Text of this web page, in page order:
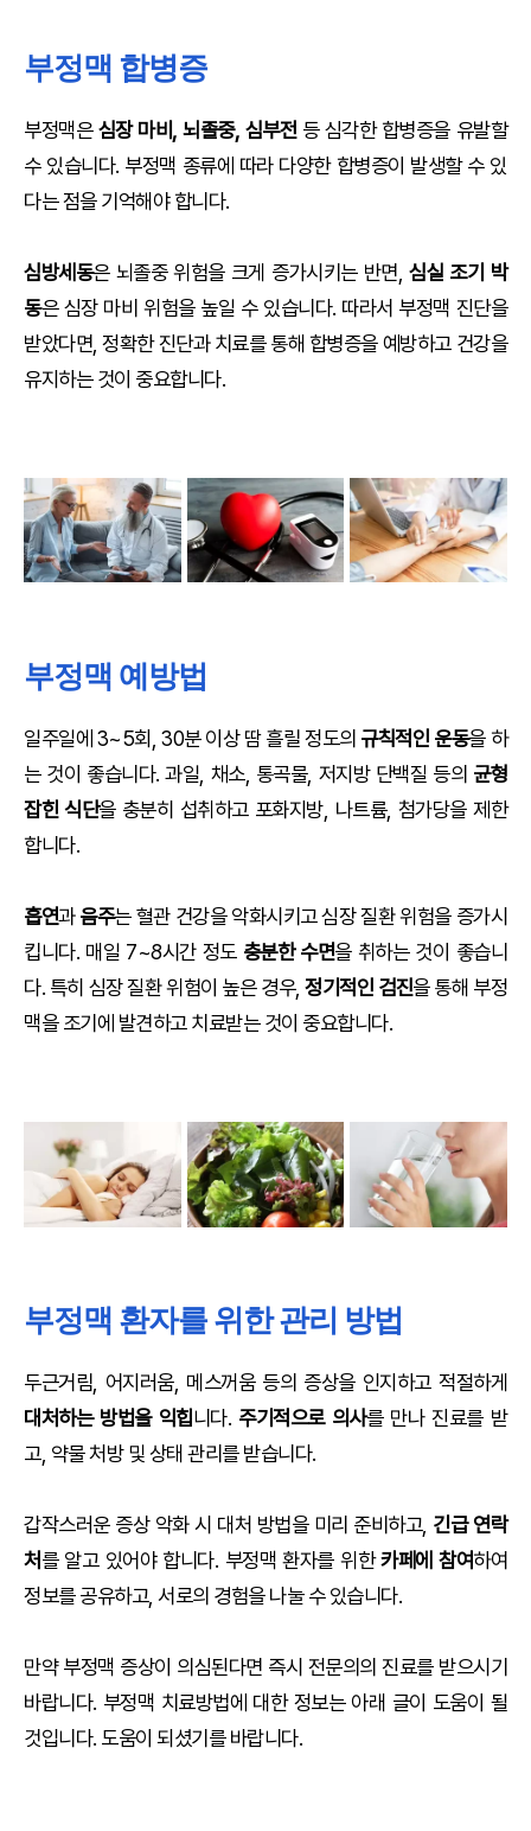
부정맥 합병증
부정맥은심장 마비, 뇌졸중, 심부전 등 심각한 합병증을 유발할
수 있습니다. 부정맥 종류에 따라 다양한 합병증이 발생할 수 있
다는 점을 기억해야 합니다.
심방세동은 뇌졸중 위험을 크게 증가시키는 반면,심실 조기 박
동은 심장 마비 위험을 높일 수 있습니다. 따라서 부정맥 진단을
받았다면, 정확한 진단과 치료를 통해 합병증을 예방하고 건강을
유지하는 것이 중요합니다.
부정맥 예방법
일주일에 3~5회, 30분 이상 땀 흘릴 정도의 규칙적인 운동을 하
는 것이 좋습니다. 과일, 채소, 통곡물, 저지방 단백질 등의 균형
잡힌 식단을 충분히 섭취하고 포화지방, 나트륨, 첨가당을 제한
합니다.
흡연과음주는 혈관 건강을 악화시키고 심장 질환 위험을 증가시
킵니다. 매일 7~8시간 정도 충분한 수면을 취하는 것이 좋습니
다. 특히 심장 질환 위험이 높은 경우,정기적인 검진을 통해 부정
맥을 조기에 발견하고 치료받는 것이 중요합니다.
부정맥 환자를 위한 관리 방법
두근거림, 어지러움, 메스꺼움 등의 증상을 인지하고 적절하게
대처하는 방법을 익힙니다. 주기적으로 의사를 만나 진료를 받
고, 약물 처방 및 상태 관리를 받습니다.
갑작스러운 증상 악화 시 대처 방법을 미리 준비하고, 긴급 연락
처를 알고 있어야 합니다. 부정맥 환자를 위한카페에 참여하여
정보를 공유하고, 서로의 경험을 나눌 수 있습니다.
만약 부정맥 증상이 의심된다면 즉시 전문의의 진료를 받으시기
바랍니다. 부정맥 치료방법에 대한 정보는 아래 글이 도움이 될
것입니다. 도움이 되셨기를 바랍니다.